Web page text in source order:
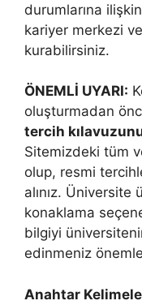
durumlarına
kariyer merkezi
kurabilirsiniz.
ÖNEMLİ UYARI:
oluşturmadan
tercih
Sitemizdeki tüm
olup, resmi
alınız. Üniversite
konaklama
bilgiyi
edinmeniz
Anahtar